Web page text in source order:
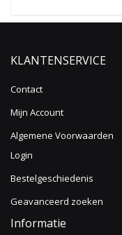
KLANTENSERVICE
Contact
Mijn Account
Algemene Voorwaarden
Login
Bestelgeschiedenis
Geavanceerd zoeken
Informatie